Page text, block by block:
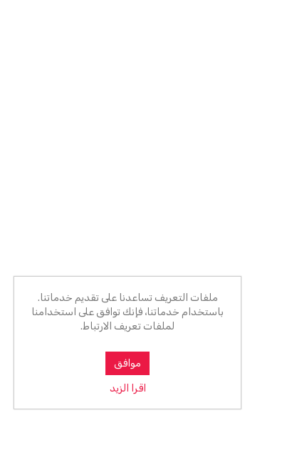
ملفات التعريف تساعدنا على تقديم خدماتنا.
باستخدام خدماتنا، فإنك توافق على استخدامنا
لملفات تعريف الارتباط.
موافق
اقرا الزيد